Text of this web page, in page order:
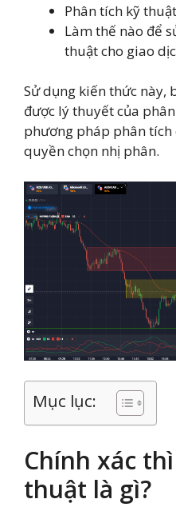
Phân tích kỹ
Làm thế nào để
thuật cho giao
Sử dụng kiến thức này,
được lý thuyết của
phương pháp phân tích
quyền chọn nhị phân.
Mục lục:
Chính xác
thuật là gì?